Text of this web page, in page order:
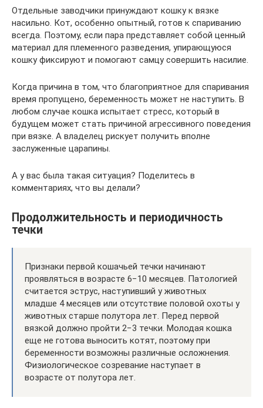
Отдельные заводчики принуждают кошку к вязке
насильно. Кот, особенно опытный, готов к спариванию
всегда. Поэтому, если пара представляет собой ценный
материал для племенного разведения, упирающуюся
кошку фиксируют и помогают самцу совершить насилие.
Когда причина в том, что благоприятное для спаривания
время пропущено, беременность может не наступить. В
любом случае кошка испытает стресс, который в
будущем может стать причиной агрессивного поведения
при вязке. А владелец рискует получить вполне
заслуженные царапины.
А у вас была такая ситуация? Поделитесь в
комментариях, что вы делали?
Продолжительность и периодичность
течки
Признаки первой кошачьей течки начинают
проявляться в возрасте 6−10 месяцев. Патологией
считается эструс, наступивший у животных
младше 4 месяцев или отсутствие половой охоты у
животных старше полутора лет. Перед первой
вязкой должно пройти 2−3 течки. Молодая кошка
еще не готова выносить котят, поэтому при
беременности возможны различные осложнения.
Физиологическое созревание наступает в
возрасте от полутора лет.